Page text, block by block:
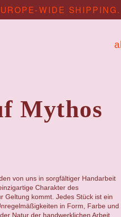
WIDE SHIPPING.
Mythos
von uns in sorgfältiger Handarbeit
Charakter des
Geltung kommt. Jedes Stück ist ein
in Form, Farbe und
Natur der handwerklichen Arbeit